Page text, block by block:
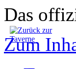
Das
Zum